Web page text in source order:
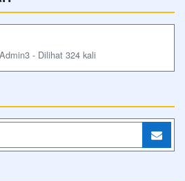
- Dilihat 324 kali